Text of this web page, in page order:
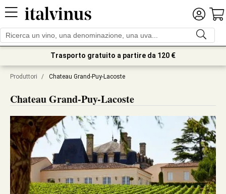
Trasporto gratuito a partire da 120 €
Produttori / Chateau Grand-Puy-Lacoste
Chateau Grand-Puy-Lacoste